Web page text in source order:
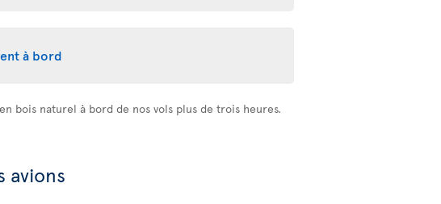
à bord
bois naturel à bord de nos vols plus de trois heures.
avions